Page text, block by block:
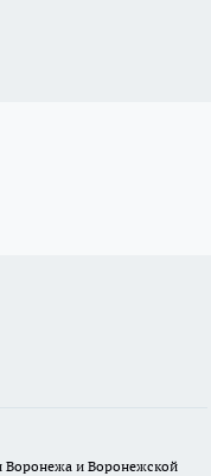
и Воронежской